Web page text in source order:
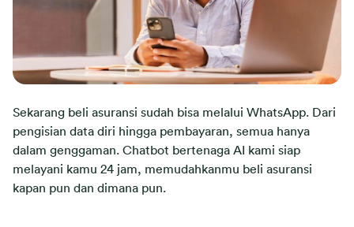
Sekarang beli asuransi sudah bisa melalui WhatsApp. Dari
pengisian data diri hingga pembayaran, semua hanya
dalam genggaman. Chatbot bertenaga AI kami siap
melayani kamu 24 jam, memudahkanmu beli asuransi
kapan pun dan dimana pun.